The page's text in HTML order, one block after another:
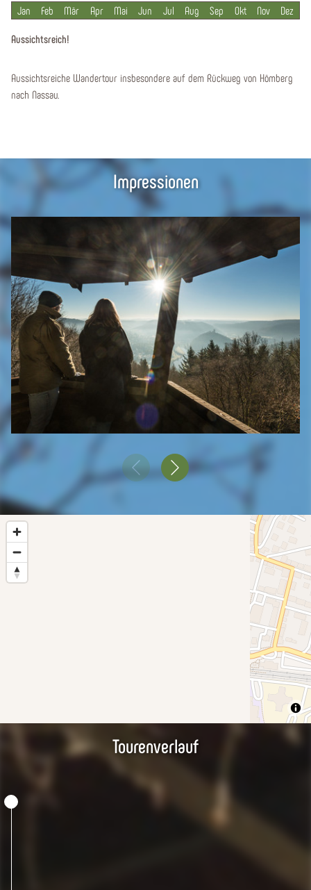
Jan Feb Mär Apr Mai Jun Jul Aug Sep Okt Nov Dez
Aussichtsreich!
Aussichtsreiche Wandertour insbesondere auf dem Rückweg von Hömberg
nach Nassau.
Impressionen
Tourenverlauf